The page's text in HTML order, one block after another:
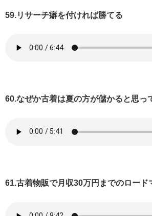
59.リサーチ癖を付ければ勝てる
60.なぜか古着は夏の方が儲かると思っ
61.古着物販で月収30万円までのロード